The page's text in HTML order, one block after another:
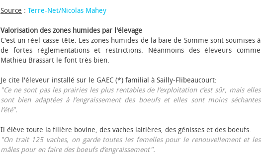
Source : Terre-Net/Nicolas Mahey
Valorisation des zones humides par l'élevage
C'est un réel casse-tête. Les zones humides de la baie de Somme sont soumises à
de fortes réglementations et restrictions. Néanmoins des éleveurs comme
Mathieu Brassart le font très bien.
Je cite l'éleveur installé sur le GAEC (*) familial à Sailly-Flibeaucourt:
"Ce ne sont pas les prairies les plus rentables de l’exploitation c’est sûr, mais elles
sont bien adaptées à l’engraissement des bœufs et elles sont moins séchantes
l’été".
Il élève toute la filière bovine, des vaches laitières, des génisses et des bœufs.
"On trait 125 vaches, on garde toutes les femelles pour le renouvellement et les
mâles pour en faire des bœufs d’engraissement".